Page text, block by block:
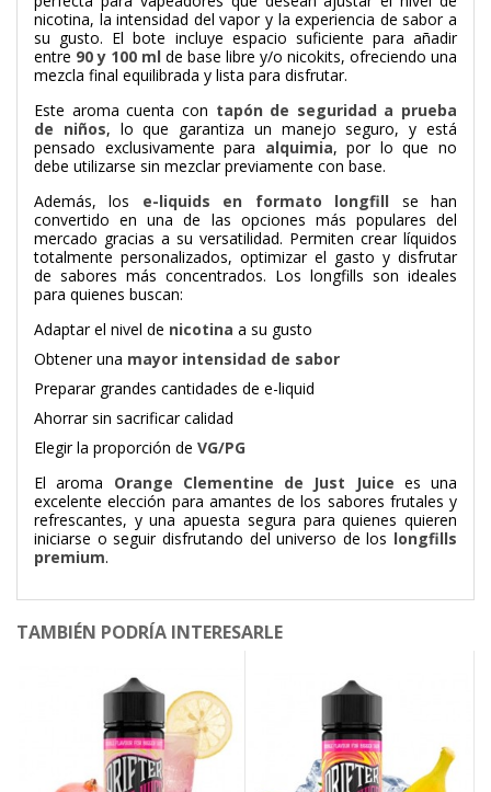
nicotina, la intensidad del vapor y la experiencia de sabor a
su gusto. El bote incluye espacio suficiente para añadir
entre 90 y 100 ml de base libre y/o nicokits, ofreciendo una
mezcla final equilibrada y lista para disfrutar.
Este aroma cuenta con tapón de seguridad a prueba
de niños, lo que garantiza un manejo seguro, y está
pensado exclusivamente para alquimia, por lo que no
debe utilizarse sin mezclar previamente con base.
Además, los e-liquids en formato longfill se han
convertido en una de las opciones más populares del
mercado gracias a su versatilidad. Permiten crear líquidos
totalmente personalizados, optimizar el gasto y disfrutar
de sabores más concentrados. Los longfills son ideales
para quienes buscan:
Adaptar el nivel de nicotina a su gusto
Obtener una mayor intensidad de sabor
Preparar grandes cantidades de e-liquid
Ahorrar sin sacrificar calidad
Elegir la proporción de VG/PG
El aroma Orange Clementine de Just Juice es una
excelente elección para amantes de los sabores frutales y
refrescantes, y una apuesta segura para quienes quieren
iniciarse o seguir disfrutando del universo de los longfills
premium.
TAMBIÉN PODRÍA INTERESARLE